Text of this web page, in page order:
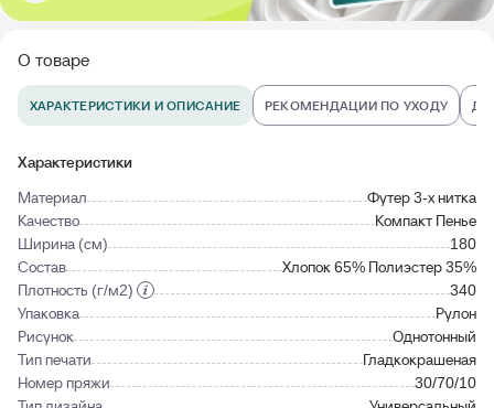
О товаре
ХАРАКТЕРИСТИКИ И ОПИСАНИЕ РЕКОМЕНДАЦИИ ПО УХОДУ
Характеристики
Материал
Футер 3-х нитка
Качество
Компакт Пенье
Ширина (см)
180
Состав
Хлопок 65% Полиэстер 35%
Плотность (г/м2)
340
Упаковка
Рулон
Рисунок
Однотонный
Тип печати
Гладкокрашеная
Номер пряжи
30/70/10